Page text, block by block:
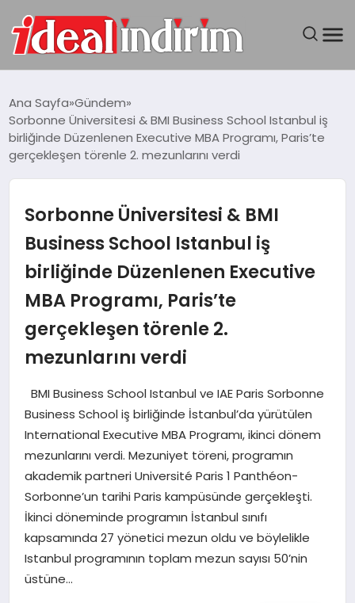
BILGISAYAR
SEYAHAT
TEKNOLOJI
YAŞAM
Ana Sayfa Gündem
Sorbonne Üniversitesi & BMI Business School Istanbul iş
birliğinde Düzenlenen Executive MBA Programı, Paris’te
gerçekleşen törenle 2. mezunlarını verdi
Sorbonne Üniversitesi & BMI
Business School Istanbul iş
birliğinde Düzenlenen Executive
MBA Programı, Paris’te
gerçekleşen törenle 2.
mezunlarını verdi
BMI Business School Istanbul ve IAE Paris Sorbonne
Business School iş birliğinde İstanbul’da yürütülen
International Executive MBA Programı, ikinci dönem
mezunlarını verdi. Mezuniyet töreni, programın
akademik partneri Université Paris 1 Panthéon-
Sorbonne’un tarihi Paris kampüsünde gerçekleşti.
İkinci döneminde programın İstanbul sınıfı
kapsamında 27 yönetici mezun oldu ve böylelikle
Istanbul programının toplam mezun sayısı 50’nin
üstüne…